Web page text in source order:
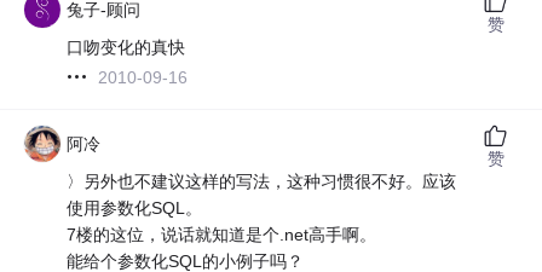
兔子-顾问
口吻变化的真快
2010-09-16
赞
阿冷
〉另外也不建议这样的写法，这种习惯很不好。应该
使用参数化SQL。
7楼的这位，说话就知道是个.net高手啊。
能给个参数化SQL的小例子吗？
赞